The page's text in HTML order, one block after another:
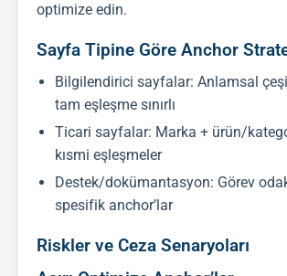
optimize edin.
Sayfa Tipine Göre Anchor
Bilgilendirici sayfalar: Anlamsal
tam eşleşme sınırlı
Ticari sayfalar: Marka + ürün/
kısmi eşleşmeler
Destek/dokümantasyon: Görev
spesifik anchor’lar
Riskler ve Ceza Senaryoları